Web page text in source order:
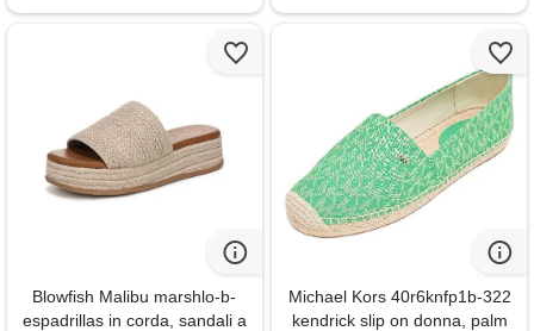
Blowfish Malibu marshlo-b-
espadrillas in corda, sandali a
Michael Kors 40r6knfp1b-322
kendrick slip on donna, palm